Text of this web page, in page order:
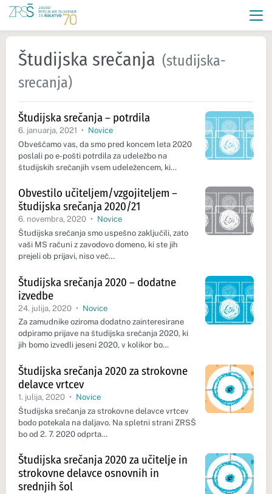
Študijska srečanja (studijska-
srecanja)
Študijska srečanja – potrdila
6. januarja, 2021 • Novice
Obveščamo vas, da smo pred koncem leta 2020
poslali po e-pošti potrdila za udeležbo na
študijskih srečanjih vsem udeležencem, ki…
Obvestilo učiteljem/vzgojiteljem –
študijska srečanja 2020/21
6. novembra, 2020 • Novice
Študijska srečanja smo uspešno zaključili, zato
vaši MS računi z zavodovo domeno, ki ste jih
prejeli ob prijavi, niso več…
Študijska srečanja 2020 – dodatne
izvedbe
24. julija, 2020 • Novice
Za zamudnike oziroma dodatno zainteresirane
odpiramo prijave na študijska srečanja 2020, ki
jih bomo izvedli jeseni 2020, v kolikor bo…
Študijska srečanja 2020 za strokovne
delavce vrtcev
1. julija, 2020 • Novice
Študijska srečanja za strokovne delavce vrtcev
bodo potekala na daljavo. Na spletni strani ZRSŠ
bo od 2. 7. 2020 odprta…
Študijska srečanja 2020 za učitelje in
strokovne delavce osnovnih in
srednjih šol